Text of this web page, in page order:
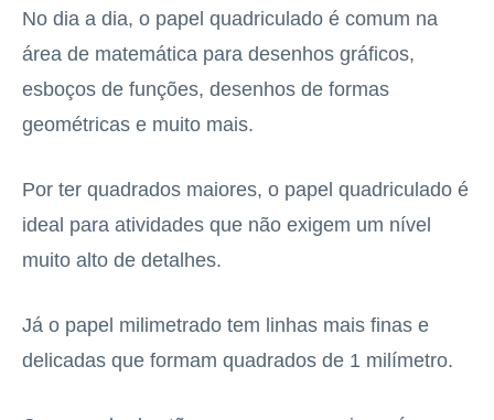
No dia a dia, o papel quadriculado é comum na
área de matemática para desenhos gráficos,
esboços de funções, desenhos de formas
geométricas e muito mais.
Por ter quadrados maiores, o papel quadriculado é
ideal para atividades que não exigem um nível
muito alto de detalhes.
Já o papel milimetrado tem linhas mais finas e
delicadas que formam quadrados de 1 milímetro.